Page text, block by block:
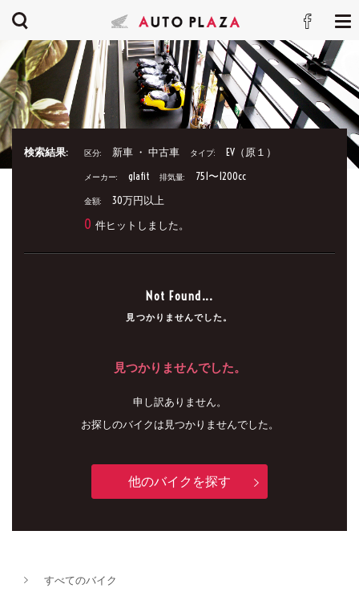
検索結果: 区分: 新車 ・ 中古車 タイプ: EV（原１）
メーカー: glafit 排気量: 751〜1200cc
金額: 30万円以上
0 件ヒットしました。
Not Found...
見つかりませんでした。
見つかりませんでした。
申し訳ありません。
お探しのバイクは見つかりませんでした。
他のバイクを探す
すべてのバイク